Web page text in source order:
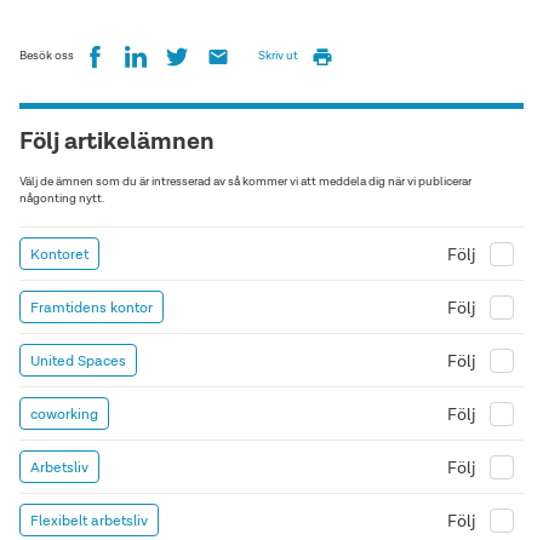
Besök oss Skriv ut
Följ artikelämnen
Välj de ämnen som du är intresserad av så kommer vi att meddela dig när vi publicerar
någonting nytt.
Kontoret Följ
Framtidens kontor Följ
United Spaces Följ
coworking Följ
Arbetsliv Följ
Flexibelt arbetsliv Följ